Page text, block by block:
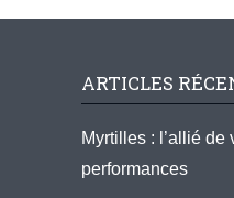
ARTICLES
Myrtilles : l’allié de
performances